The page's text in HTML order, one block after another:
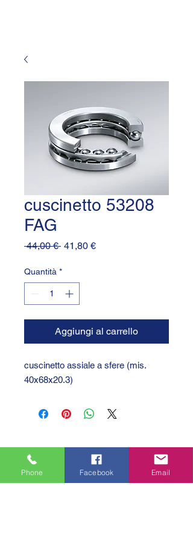
cuscinetto 53208
FAG
44,00 € Prezzo
41,80 €Prezzo
Quantità *
Aggiungi al carrello
cuscinetto assiale a sfere (mis.
40x68x20.3)
Phone Facebook Email